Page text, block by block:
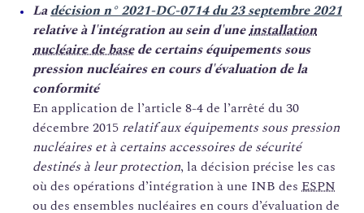
Ladécision n° 2021-DC-0714 du 23 septembre 2021
relative à l'intégration au sein d'uneinstallation
nucléaire de basede certains équipements sous
pression nucléaires en cours d'évaluation de la
conformité
En application de l’article 8-4 de l’arrêté du 30
décembre 2015 relatif aux équipements sous pression
nucléaires et à certains accessoires de sécurité
destinés à leur protection, la décision précise les cas
où des opérations d’intégration à une INB des ESPN
ou des ensembles nucléaires en cours d’évaluation de